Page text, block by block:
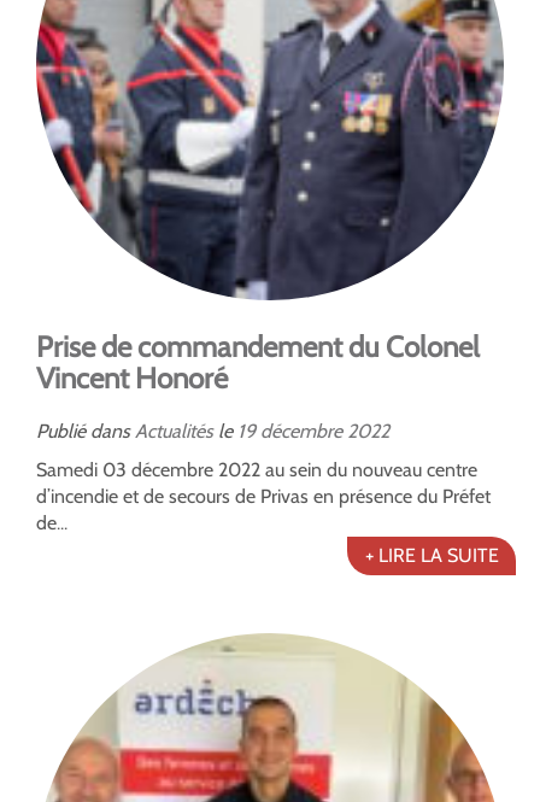
Prise de commandement du Colonel
Vincent Honoré
Publié dans Actualitésle 19 décembre 2022
Samedi 03 décembre 2022 au sein du nouveau centre
d’incendie et de secours de Privas en présence du Préfet
de...
+ LIRE LA SUITE